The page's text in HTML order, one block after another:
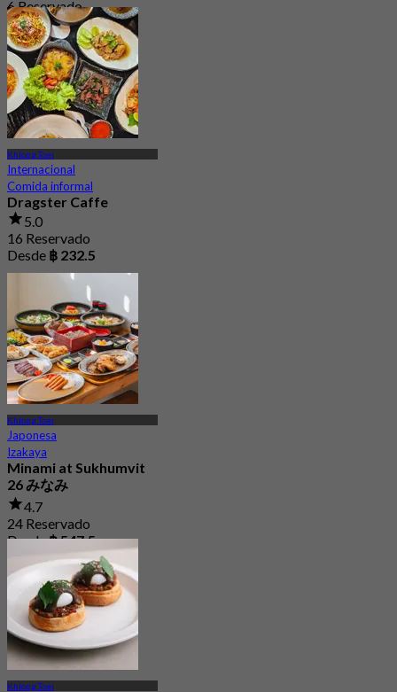
6 Reservado
Desde฿ 450
Khlong Toei
Internacional
Comida informal
Dragster Caffe
5.0
16 Reservado
Desde ฿ 232.5
Khlong Toei
Japonesa
Izakaya
Minami at Sukhumvit
26 みなみ
4.7
24 Reservado
Desde฿ 547.5
Khlong Toei